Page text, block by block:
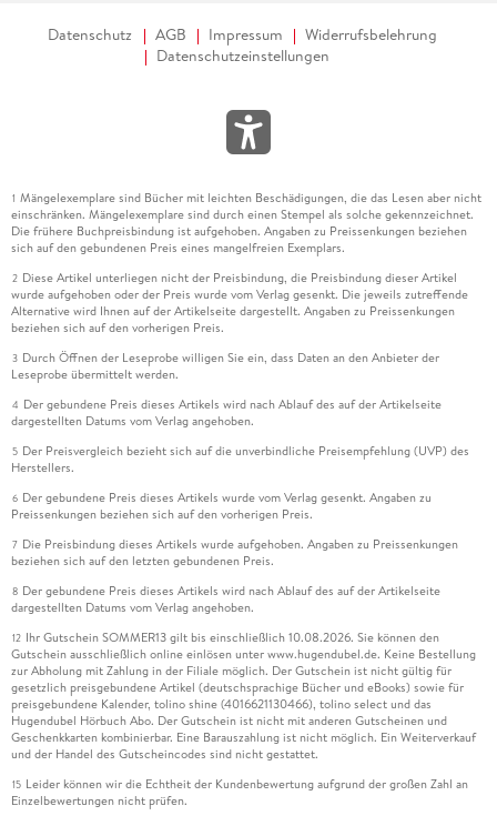
Datenschutz AGB Impressum
Widerrufsbelehrung
Datenschutzeinstellungen
1 Mängelexemplare sind Bücher mit leichten Beschädigungen, die das Lesen aber nicht
einschränken. Mängelexemplare sind durch einen Stempel als solche gekennzeichnet.
Die frühere Buchpreisbindung ist aufgehoben. Angaben zu Preissenkungen beziehen
sich auf den gebundenen Preis eines mangelfreien Exemplars.
2 Diese Artikel unterliegen nicht der Preisbindung, die Preisbindung dieser Artikel
wurde aufgehoben oder der Preis wurde vom Verlag gesenkt. Die jeweils zutreffende
Alternative wird Ihnen auf der Artikelseite dargestellt. Angaben zu Preissenkungen
beziehen sich auf den vorherigen Preis.
3 Durch Öffnen der Leseprobe willigen Sie ein, dass Daten an den Anbieter der
Leseprobe übermittelt werden.
4 Der gebundene Preis dieses Artikels wird nach Ablauf des auf der Artikelseite
dargestellten Datums vom Verlag angehoben.
5 Der Preisvergleich bezieht sich auf die unverbindliche Preisempfehlung (UVP) des
Herstellers.
6 Der gebundene Preis dieses Artikels wurde vom Verlag gesenkt. Angaben zu
Preissenkungen beziehen sich auf den vorherigen Preis.
7 Die Preisbindung dieses Artikels wurde aufgehoben. Angaben zu Preissenkungen
beziehen sich auf den letzten gebundenen Preis.
8 Der gebundene Preis dieses Artikels wird nach Ablauf des auf der Artikelseite
dargestellten Datums vom Verlag angehoben.
12 Ihr Gutschein SOMMER13 gilt bis einschließlich 10.08.2026. Sie können den
Gutschein ausschließlich online einlösen unter www.hugendubel.de. Keine Bestellung
zur Abholung mit Zahlung in der Filiale möglich. Der Gutschein ist nicht gültig für
gesetzlich preisgebundene Artikel (deutschsprachige Bücher und eBooks) sowie für
preisgebundene Kalender, tolino shine (4016621130466), tolino select und das
Hugendubel Hörbuch Abo. Der Gutschein ist nicht mit anderen Gutscheinen und
Geschenkkarten kombinierbar. Eine Barauszahlung ist nicht möglich. Ein Weiterverkauf
und der Handel des Gutscheincodes sind nicht gestattet.
15 Leider können wir die Echtheit der Kundenbewertung aufgrund der großen Zahl an
Einzelbewertungen nicht prüfen.